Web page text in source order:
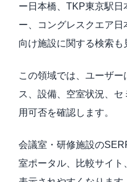
ー日本橋、TKP東京駅日
ー、コングレスクエア日
向け施設に関する検索も
この領域では、ユーザ
ス、設備、空室状況、セ
用可否を確認します。
会議室・研修施設の
室ポータル、比較サイ